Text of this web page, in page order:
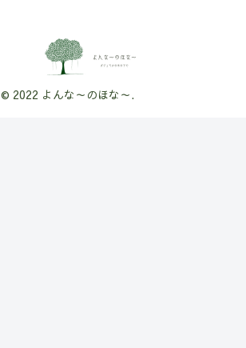
© 2022 よんな～のほな～.